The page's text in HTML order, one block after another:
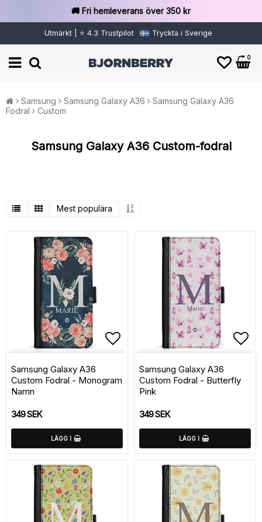
🚚 Fri hemleverans över 350 kr
Utmärkt | ⭐ 4.3 Trustpilot Tryckta i Sverige
0
Samsung Samsung Galaxy A36
Samsung Galaxy A36
Fodral
Custom
Samsung Galaxy A36 Custom-fodral
Mest populära
Lägg till i favoritlistan
Samsung Galaxy A36
Custom Fodral - Monogram
Namn
349 SEK
LÄGG I
Samsung Galaxy A36
Custom Fodral - Butterfly
Pink
349 SEK
LÄGG I